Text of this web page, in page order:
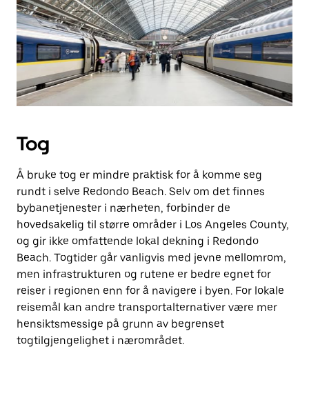
Tog
Å bruke tog er mindre praktisk for å komme seg
rundt i selve Redondo Beach. Selv om det finnes
bybanetjenester i nærheten, forbinder de
hovedsakelig til større områder i Los Angeles County,
og gir ikke omfattende lokal dekning i Redondo
Beach. Togtider går vanligvis med jevne mellomrom,
men infrastrukturen og rutene er bedre egnet for
reiser i regionen enn for å navigere i byen. For lokale
reisemål kan andre transportalternativer være mer
hensiktsmessige på grunn av begrenset
togtilgjengelighet i nærområdet.